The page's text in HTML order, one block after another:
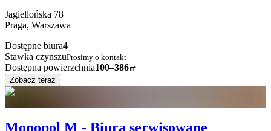
Jagiellońska 78
Praga, Warszawa
Dostępne biura4
Stawka czynszuProsimy o kontakt
Dostępna powierzchnia100–386㎡
Zobacz teraz
Monopol M - Biura serwisowane